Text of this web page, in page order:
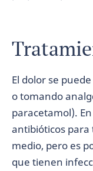
El dolor se
o tomando
paracetamol).
antibióticos para
medio, pero es
que tienen